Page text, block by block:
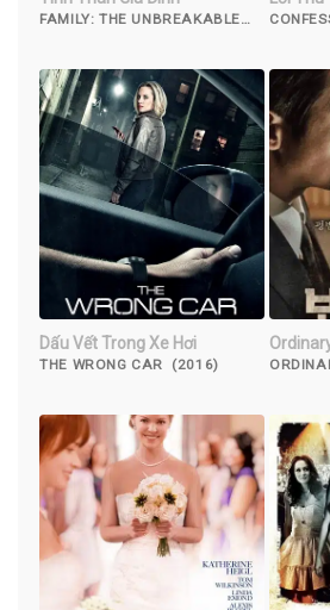
FAMILY: THE UNBREAKABLE
Dấu Vết Trong Xe Hơi
THE WRONG CAR (2016)